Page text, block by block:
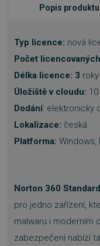
Popis produktu
Typ licence: nová
Počet
Délka licence: 3 roky
Úložiště v cloudu: 10
Dodání: elektronicky
Lokalizace: česká
Platforma: Windows,
Norton 360 Standard
pro jedno zařízení,
malwaru i moderním
zabezpečení nabízí